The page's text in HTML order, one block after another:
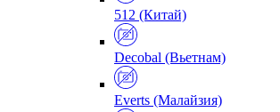
512 (Китай)
Decobal (Вьетнам)
Everts (Малайзия)